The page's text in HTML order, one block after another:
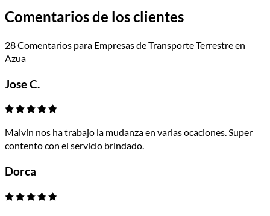
Comentarios de los clientes
28 Comentarios para Empresas de Transporte Terrestre en
Azua
Jose C.
Malvin nos ha trabajo la mudanza en varias ocaciones. Super
contento con el servicio brindado.
Dorca